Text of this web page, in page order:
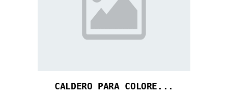
CALDERO PARA COLORE...